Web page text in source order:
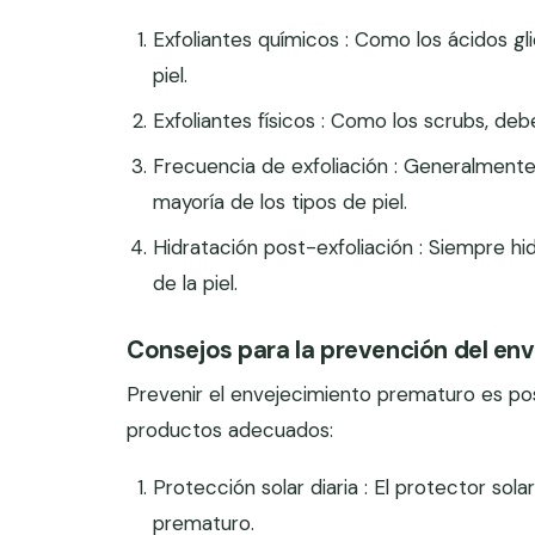
Exfoliantes químicos : Como los ácidos
piel.
Exfoliantes físicos : Como los scrubs,
Frecuencia de exfoliación :
mayoría de los tipos de piel.
Hidratación post-exfoliación : Siempre
de la piel.
Consejos para la prevención del
Prevenir el envejecimiento prematuro es
productos adecuados:
Protección solar diaria : El protector
prematuro.